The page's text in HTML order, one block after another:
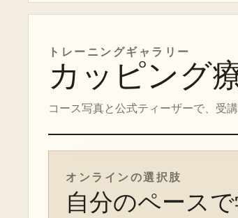
トレーニングギャラリー
カッピング
コース写真と公式ティーザーで、受
オンラインコースのティーザー
オンラインの選択肢
自分のペース